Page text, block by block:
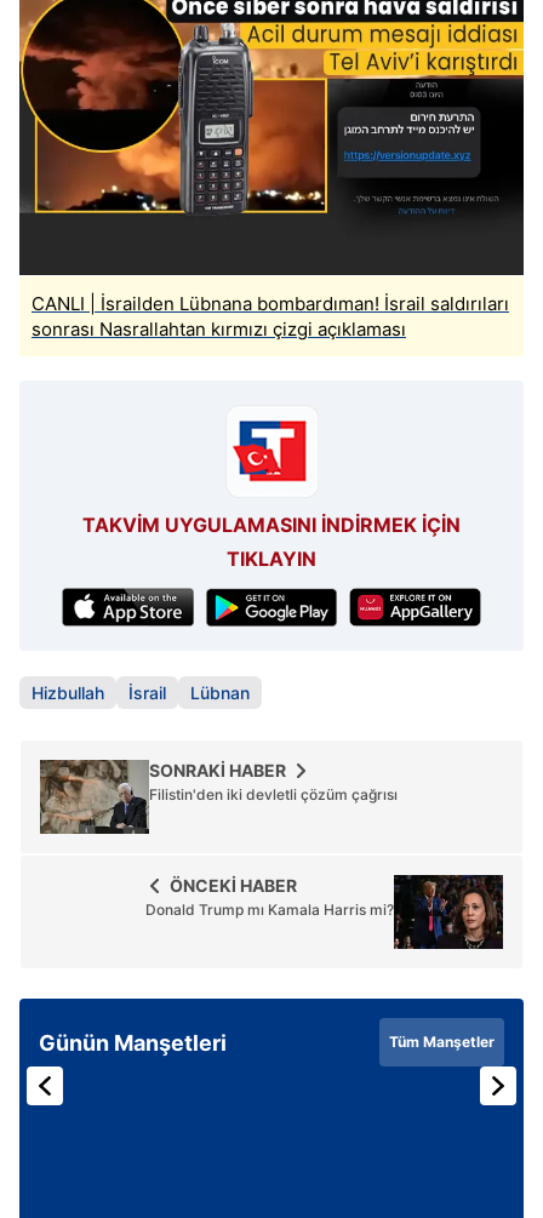
CANLI | İsrailden Lübnana bombardıman! İsrail saldırıları
sonrası Nasrallahtan kırmızı çizgi açıklaması
TAKVİM UYGULAMASINI İNDİRMEK İÇİN
TIKLAYIN
Hizbullah İsrail Lübnan
SONRAKİ HABER
Filistin'den iki devletli çözüm çağrısı
ÖNCEKİ HABER
Donald Trump mı Kamala Harris mi?
Günün Manşetleri Tüm Manşetler